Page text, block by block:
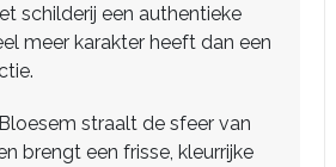
schilderij een authentieke
meer karakter heeft dan een
straalt de sfeer van
brengt een frisse, kleurrijke